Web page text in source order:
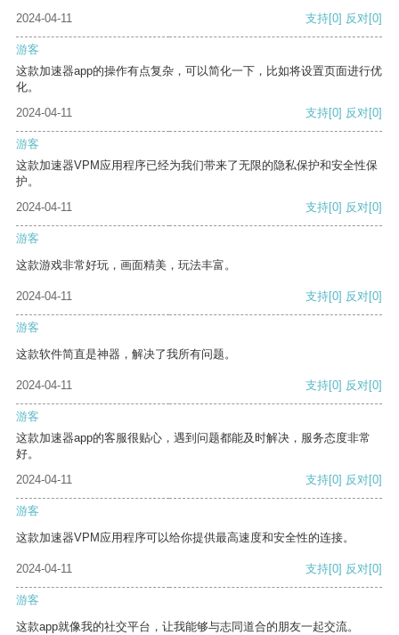
2024-04-11 支持[0] 反对[0]
游客
这款加速器app的操作有点复杂，可以简化一下，比如将设置页面进行优
化。
2024-04-11
支持[0] 反对[0]
游客
这款加速器VPM应用程序已经为我们带来了无限的隐私保护和安全性保
护。
2024-04-11
支持[0] 反对[0]
游客
这款游戏非常好玩，画面精美，玩法丰富。
2024-04-11 支持[0] 反对[0]
游客
这款软件简直是神器，解决了我所有问题。
2024-04-11 支持[0] 反对[0]
游客
这款加速器app的客服很贴心，遇到问题都能及时解决，服务态度非常
好。
2024-04-11
支持[0] 反对[0]
游客
这款加速器VPM应用程序可以给你提供最高速度和安全性的连接。
2024-04-11 支持[0] 反对[0]
游客
这款app就像我的社交平台，让我能够与志同道合的朋友一起交流。